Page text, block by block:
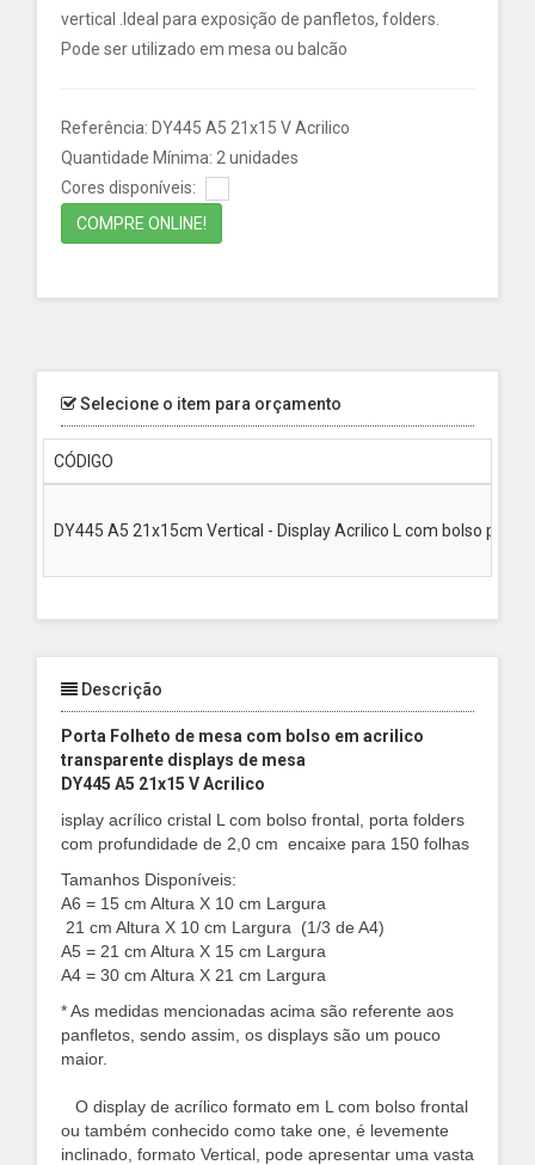
vertical .Ideal para exposição de panfletos, folders.
Pode ser utilizado em mesa ou balcão
Referência: DY445 A5 21x15 V Acrilico
Quantidade Mínima: 2 unidades
Cores disponíveis:
COMPRE ONLINE!
Selecione o item para orçamento
CÓDIGO
DY445 A5 21x15cm Vertical - Display Acrilico L com bolso para
Descrição
Porta Folheto de mesa com bolso em acrilico
transparente displays de mesa
DY445 A5 21x15 V Acrilico
isplay acrílico cristal L com bolso frontal, porta folders
com profundidade de 2,0 cm encaixe para 150 folhas
Tamanhos Disponíveis:
A6 = 15 cm Altura X 10 cm Largura
21 cm Altura X 10 cm Largura (1/3 de A4)
A5 = 21 cm Altura X 15 cm Largura
A4 = 30 cm Altura X 21 cm Largura
* As medidas mencionadas acima são referente aos
panfletos, sendo assim, os displays são um pouco
maior.
O display de acrílico formato em L com bolso frontal
ou também conhecido como take one, é levemente
inclinado, formato Vertical, pode apresentar uma vasta